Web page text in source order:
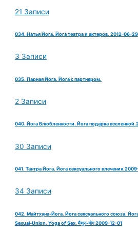
21 Записи
034. Натья Йога. Йога театра и актеров. 2012-06-29
3 Записи
035. Парная Йога. Йога с партнером.
2 Записи
040. Йога Влюбленности. Йога подарка
30 Записи
041. Тантра Йога. Йога сексуального
34 Записи
042. Майтхуна-Йога. Йога сексуального союза.
Sexual-Union. Yoga of Sex. मैथुन-योग 2009-12-01